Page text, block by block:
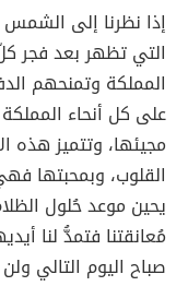
إذا نظرنا إلى الشمس
التي تظهر بعد فجر
المملكة وتمنحهم
على كل أنحاء
مجيئها، وتتميز هذه
القلوب، وبمحبتها
يحين موعد حُلول
مُعانقتنا فتمدُّ لنا
صباح اليوم التالي